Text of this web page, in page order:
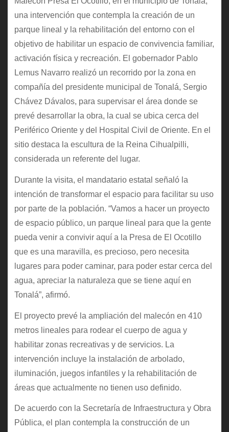
una intervención que contempla la creación de un
parque lineal y la rehabilitación del entorno con el
objetivo de habilitar un espacio de convivencia familiar,
activación física y recreación. El gobernador Pablo
Lemus Navarro realizó un recorrido por la zona en
compañía del presidente municipal de Tonalá, Sergio
Chávez Dávalos, para supervisar el área donde se
prevé desarrollar la obra, la cual se ubica cerca del
Periférico Oriente y del Hospital Civil de Oriente. En el
sitio destaca la escultura de la Reina Cihualpilli,
considerada un referente del lugar.
Durante la visita, el mandatario estatal señaló la
intención de transformar el espacio para facilitar su uso
por parte de la población. “Vamos a hacer un proyecto
de espacio público, un parque lineal para que la gente
pueda venir a convivir aquí a la Presa de El Ocotillo
que es una maravilla, es precioso, pero necesita
lugares para poder caminar, para poder estar cerca del
agua, apreciar la naturaleza que se tiene aquí en
Tonalá”, afirmó.
El proyecto prevé la ampliación del malecón en 410
metros lineales para rodear el cuerpo de agua y
habilitar zonas recreativas y de servicios. La
intervención incluye la instalación de arbolado,
iluminación, juegos infantiles y la rehabilitación de
áreas que actualmente no tienen uso definido.
De acuerdo con la Secretaría de Infraestructura y Obra
Pública, el plan contempla la construcción de un